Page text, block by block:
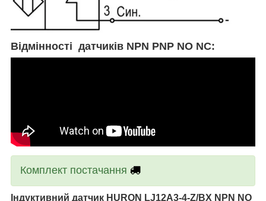
Відмінності датчиків NPN PNP NO NC:
Комплект постачання
Індуктивний датчик HURON LJ12A3-4-Z/BX NPN NO